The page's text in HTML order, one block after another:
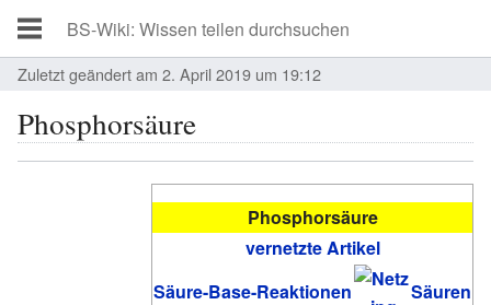
Zuletzt geändert am 2. April 2019 um 19:12
Phosphorsäure
Phosphorsäure
vernetzte Artikel
Säure-Base-Reaktionen
Säuren